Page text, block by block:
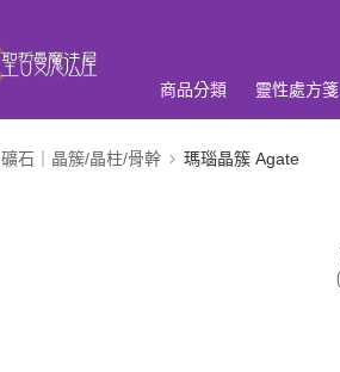
商品分類 靈性處方箋
礦石｜晶簇/晶柱/骨幹 瑪瑙晶簇 Agate